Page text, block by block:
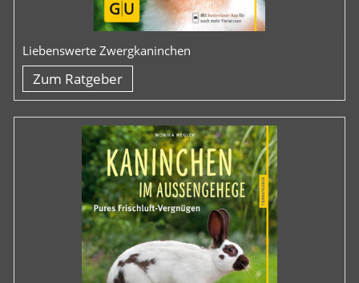
Liebenswerte Zwergkaninchen
Zum Ratgeber